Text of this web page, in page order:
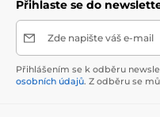
Přihlaste se do
Zde napište váš e-mail
Přihlášením se k odběru
osobních údajů. Z odběru se